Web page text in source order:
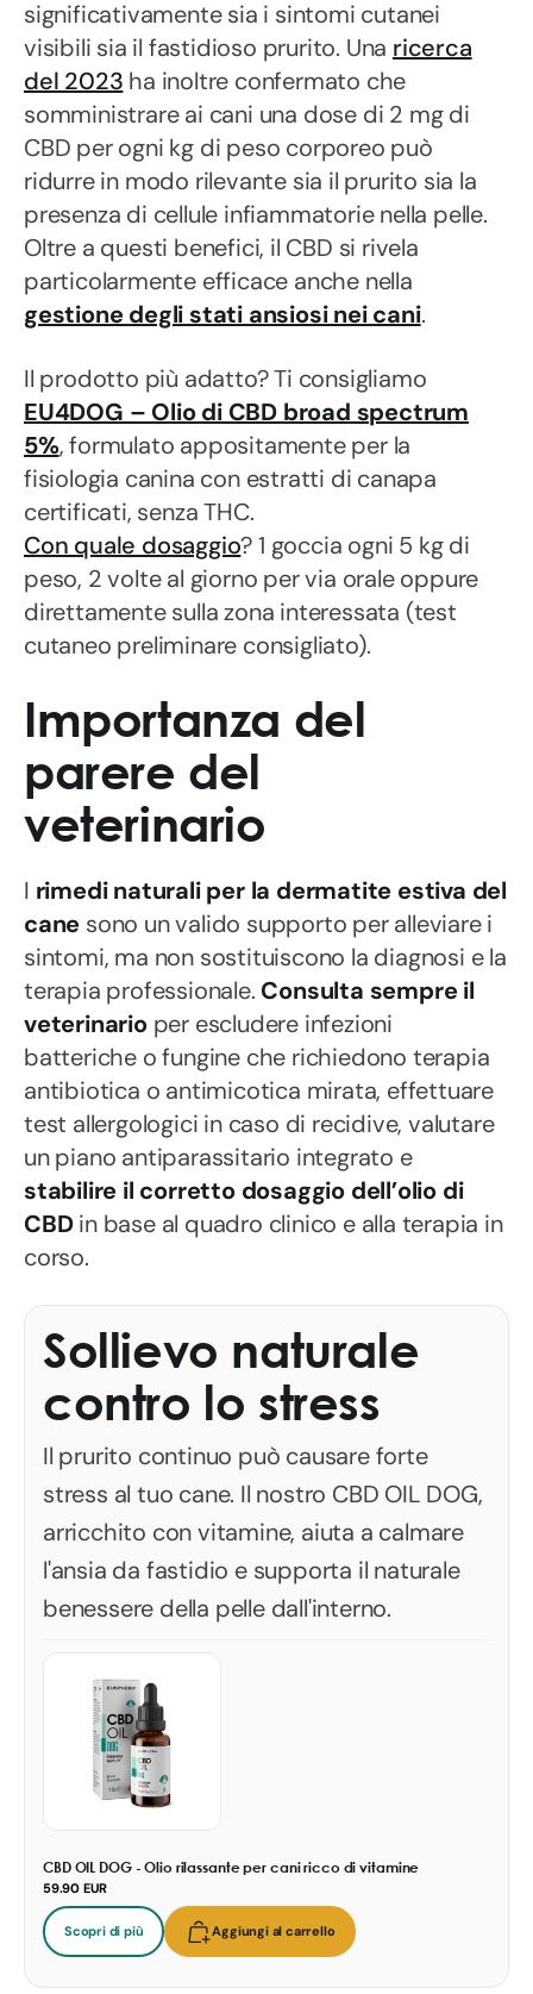
significativamente sia i sintomi cutanei
visibili sia il fastidioso prurito. Una ricerca
del 2023 ha inoltre confermato che
somministrare ai cani una dose di 2 mg di
CBD per ogni kg di peso corporeo può
ridurre in modo rilevante sia il prurito sia la
presenza di cellule infiammatorie nella pelle.
Oltre a questi benefici, il CBD si rivela
particolarmente efficace anche nella
gestione degli stati ansiosi nei cani.
Il prodotto più adatto? Ti consigliamo
EU4DOG – Olio di CBD broad spectrum
5%, formulato appositamente per la
fisiologia canina con estratti di canapa
certificati, senza THC.
Con quale dosaggio? 1 goccia ogni 5 kg di
peso, 2 volte al giorno per via orale oppure
direttamente sulla zona interessata (test
cutaneo preliminare consigliato).
Importanza del
parere del
veterinario
I rimedi naturali per la dermatite estiva del
cane sono un valido supporto per alleviare i
sintomi, ma non sostituiscono la diagnosi e la
terapia professionale. Consulta sempre il
veterinarioper escludere infezioni
batteriche o fungine che richiedono terapia
antibiotica o antimicotica mirata, effettuare
test allergologici in caso di recidive, valutare
un piano antiparassitario integrato e
stabilire il corretto dosaggio dell’olio di
CBDin base al quadro clinico e alla terapia in
corso.
Sollievo naturale
contro lo stress
Il prurito continuo può causare forte
stress al tuo cane. Il nostro CBD OIL DOG,
arricchito con vitamine, aiuta a calmare
l'ansia da fastidio e supporta il naturale
benessere della pelle dall'interno.
CBD OIL DOG - Olio rilassante per cani ricco di vitamine
59.90 EUR
Scopri di più Aggiungi al carrello